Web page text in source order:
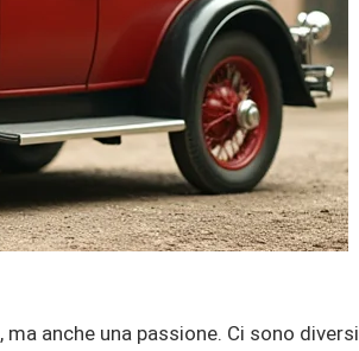
anche una passione. Ci sono diversi